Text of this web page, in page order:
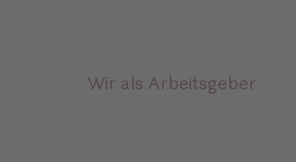
Wir als Arbeitsgeber